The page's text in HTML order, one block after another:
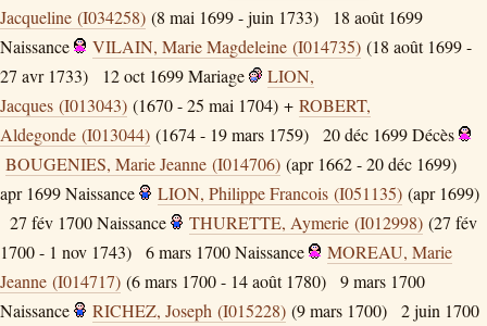
Jacqueline (I034258) (8 mai 1699 - juin 1733)
18 août 1699
Naissance
VILAIN, Marie Magdeleine (I014735) (18 août 1699 -
27 avr 1733)
12 oct 1699Mariage
LION,
Jacques (I013043) (1670 - 25 mai 1704) + ROBERT,
Aldegonde (I013044) (1674 - 19 mars 1759) 20 déc 1699Décès
BOUGENIES, Marie Jeanne (I014706) (apr 1662 - 20 déc 1699)
apr 1699Naissance LION, Philippe Francois (I051135) (apr 1699)
27 fév 1700Naissance THURETTE, Aymerie (I012998) (27 fév
1700 - 1 nov 1743)
6 mars 1700Naissance
MOREAU, Marie
Jeanne (I014717) (6 mars 1700 - 14 août 1780)
9 mars 1700
Naissance
RICHEZ, Joseph (I015228) (9 mars 1700)
2 juin 1700